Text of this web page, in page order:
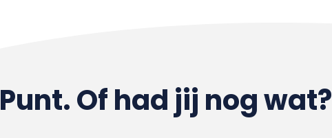
Punt. Of had jij nog wat?